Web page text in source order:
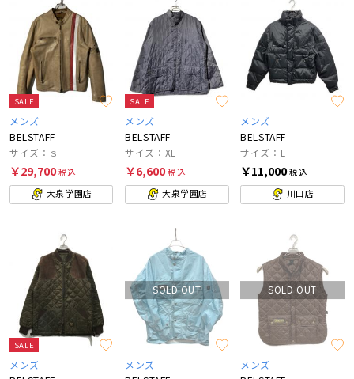
SALE
メンズ
BELSTAFF
サイズ：ｓ
￥29,700税込
大泉学園店
SALE
メンズ
BELSTAFF
サイズ：XL
￥6,600税込
大泉学園店
メンズ
BELSTAFF
サイズ：L
￥11,000税込
川口店
SALE
メンズ
SOLD OUT
メンズ
SOLD OUT
メンズ